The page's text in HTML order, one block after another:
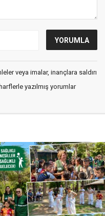
veya imalar, inançlara saldırı
yazılmış yorumlar